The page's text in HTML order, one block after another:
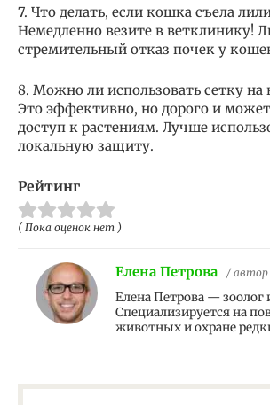
7. Что делать, если кошка съела
Немедленно везите в ветклинику!
стремительный отказ почек у
8. Можно ли использовать сетку на
Это эффективно, но дорого и
доступ к растениям. Лучше
локальную защиту.
Рейтинг
( Пока оценок нет )
Елена Петрова /
Елена Петрова — зоолог
Специализируется на
животных и охране